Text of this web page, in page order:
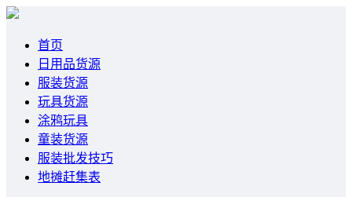
首页
日用品货源
服装货源
玩具货源
涂鸦玩具
童装货源
服装批发技巧
地摊赶集表